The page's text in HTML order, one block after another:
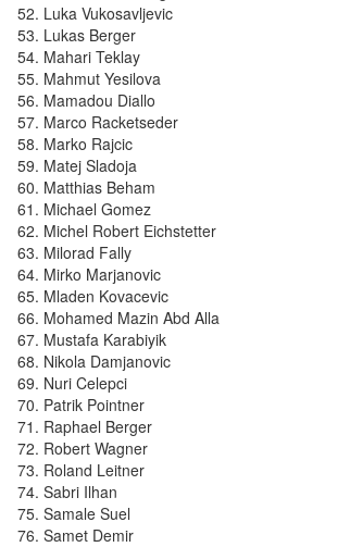
Luka Vukosavljevic
Lukas Berger
Mahari Teklay
Mahmut Yesilova
Mamadou Diallo
Marco Racketseder
Marko Rajcic
Matej Sladoja
Matthias Beham
Michael Gomez
Michel Robert Eichstetter
Milorad Fally
Mirko Marjanovic
Mladen Kovacevic
Mohamed Mazin Abd Alla
Mustafa Karabiyik
Nikola Damjanovic
Nuri Celepci
Patrik Pointner
Raphael Berger
Robert Wagner
Roland Leitner
Sabri Ilhan
Samale Suel
Samet Demir